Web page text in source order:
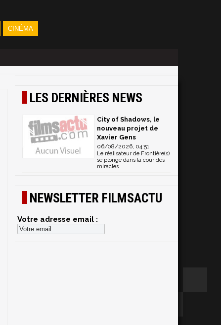
CINÉMA
LES DERNIÈRES NEWS
City of Shadows, le
nouveau projet de
Xavier Gens
06/08/2026, 04:51
Le réalisateur de Frontière(s)
se plonge dans la cour des
miracles
NEWSLETTER FILMSACTU
Votre adresse email :